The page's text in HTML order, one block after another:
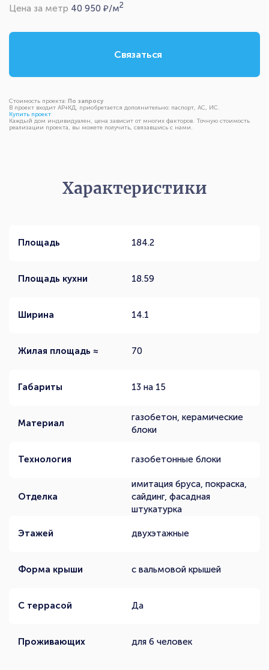
Цена за метр 40 950 ₽/м2
Связаться
Стоимость проекта: По запросу
В проект входит АР+КД, приобретается дополнительно: паспорт, АС, ИС.
Купить проект
Каждый дом индивидуален, цена зависит от многих факторов. Точную стоимость
реализации проекта, вы можете получить, связавшись с нами.
Характеристики
Площадь 184.2
Площадь кухни 18.59
Ширина 14.1
Жилая площадь ≈ 70
Габариты 13 на 15
Материал
газобетон, керамические
блоки
Технология газобетонные блоки
Отделка
имитация бруса, покраска,
сайдинг, фасадная
штукатурка
Этажей двухэтажные
Форма крыши с вальмовой крышей
С террасой Да
Проживающих для 6 человек